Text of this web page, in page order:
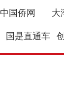
中国侨网 大
国是直通车